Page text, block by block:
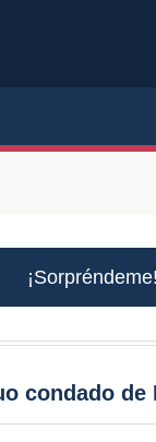
¡Sorpréndeme!
condado de